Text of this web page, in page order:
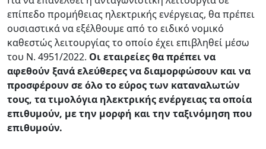
επίπεδο προμήθειας ηλεκτρικής ενέργειας, θα πρέπει
ουσιαστικά να εξέλθουμε από το ειδικό νομικό
καθεστώς λειτουργίας το οποίο έχει επιβληθεί μέσω
του Ν. 4951/2022. Οι εταιρείες θα πρέπει να
αφεθούν ξανά ελεύθερες να διαμορφώσουν και να
προσφέρουν σε όλο το εύρος των καταναλωτών
τους, τα τιμολόγια ηλεκτρικής ενέργειας τα οποία
επιθυμούν, με την μορφή και την ταξινόμηση που
επιθυμούν.